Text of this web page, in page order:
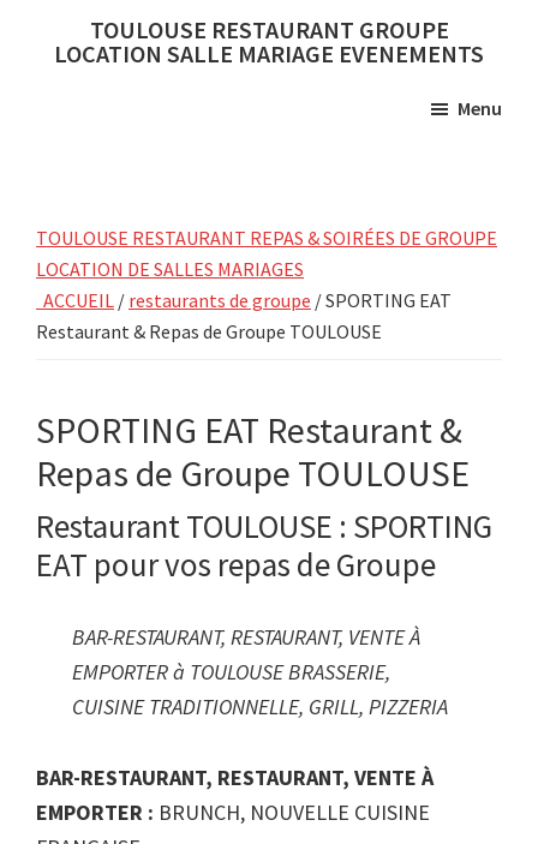
TOULOUSE RESTAURANT GROUPE
LOCATION SALLE MARIAGE EVENEMENTS
Menu
TOULOUSE RESTAURANT REPAS & SOIRÉES DE GROUPE
LOCATION DE SALLES MARIAGES
ACCUEIL / restaurants de groupe / SPORTING EAT
Restaurant & Repas de Groupe TOULOUSE
SPORTING EAT Restaurant &
Repas de Groupe TOULOUSE
Restaurant TOULOUSE : SPORTING
EAT pour vos repas de Groupe
BAR-RESTAURANT, RESTAURANT, VENTE À
EMPORTER à TOULOUSE BRASSERIE,
CUISINE TRADITIONNELLE, GRILL, PIZZERIA
BAR-RESTAURANT, RESTAURANT, VENTE À
EMPORTER : BRUNCH, NOUVELLE CUISINE